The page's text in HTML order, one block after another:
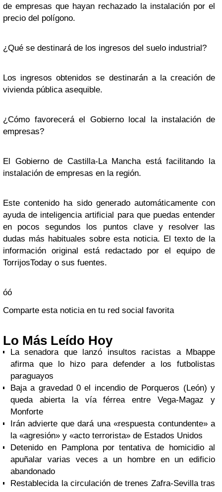
de empresas que hayan rechazado la instalación por el
precio del polígono.
¿Qué se destinará de los ingresos del suelo industrial?
Los ingresos obtenidos se destinarán a la creación de
vivienda pública asequible.
¿Cómo favorecerá el Gobierno local la instalación de
empresas?
El Gobierno de Castilla-La Mancha está facilitando la
instalación de empresas en la región.
Este contenido ha sido generado automáticamente con
ayuda de inteligencia artificial para que puedas entender
en pocos segundos los puntos clave y resolver las
dudas más habituales sobre esta noticia. El texto de la
información original está redactado por el equipo de
TorrijosToday o sus fuentes.
óó
Comparte esta noticia en tu red social favorita
Lo Más Leído Hoy
La senadora que lanzó insultos racistas a Mbappe
afirma que lo hizo para defender a los futbolistas
paraguayos
Baja a gravedad 0 el incendio de Porqueros (León) y
queda abierta la vía férrea entre Vega-Magaz y
Monforte
Irán advierte que dará una «respuesta contundente» a
la «agresión» y «acto terrorista» de Estados Unidos
Detenido en Pamplona por tentativa de homicidio al
apuñalar varias veces a un hombre en un edificio
abandonado
Restablecida la circulación de trenes Zafra-Sevilla tras